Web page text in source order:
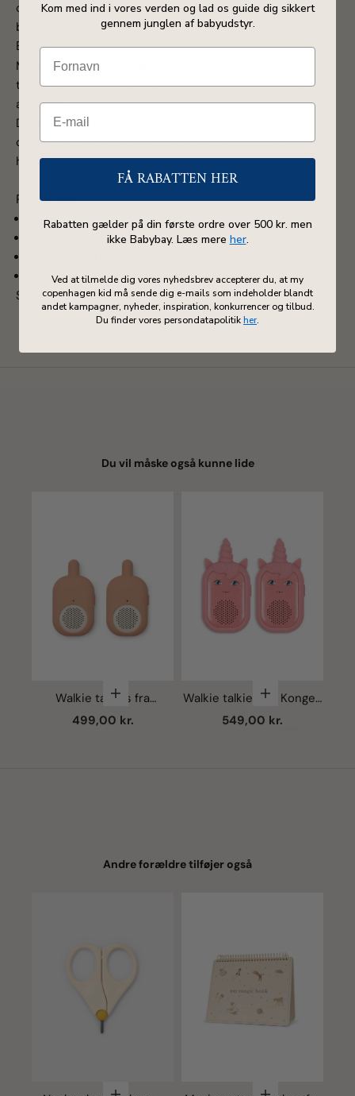
og er udstyret med genopladelige batterier, så de kan
bruges i mange timer til leg og hemmeligheder.
Et kæmpe hit herhjemme
Mine børn er og har været så glade for deres walkie
talkies og har leget med dem igennem flere år. En stor
anbefaling herfra.
De er den perfekte gave til børn som elsker at gå på
opdagelse, at lege gemmer, sove i telt eller bare
hyggesnakke med vennerne.
Rart at vide
4+ år
Inkluderer USB-C-oplader med stofledning
Se alt fraLiewoodher.
Du vil måske også kunne lide
Vælg muligheder
Walkie talkies fra
Liewood - Tuscany Rose
Salgspris
499,00 kr.
Vælg
Walkie talkies fra Konges
Sløjd - Glitter Unicorn
Salgspris
549,00 kr.
Andre forældre tilføjer også
Kom med ind i vores verden og lad os guide dig sikkert
gennem junglen af babyudstyr.
FÅ RABATTEN HER
Rabatten gælder på din første ordre over 500 kr. men
ikke Babybay. Læs mere her.
Ved at tilmelde dig vores nyhedsbrev accepterer du, at my
copenhagen kid må sende dig e-mails som indeholder blandt
andet kampagner, nyheder, inspiration, konkurrencer og tilbud.
Du finder vores persondatapolitikher.